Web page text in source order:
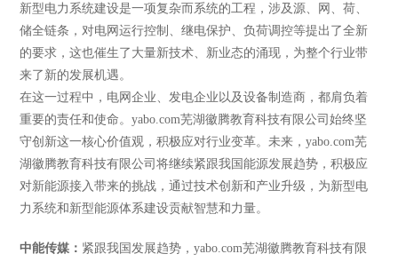
新型电力系统建设是一项复杂而系统的工程，涉及源、网、荷、
储全链条，对电网运行控制、继电保护、负荷调控等提出了全新
的要求，这也催生了大量新技术、新业态的涌现，为整个行业带
来了新的发展机遇。
在这一过程中，电网企业、发电企业以及设备制造商，都肩负着
重要的责任和使命。yabo.com芜湖徽腾教育科技有限公司始终坚
守创新这一核心价值观，积极应对行业变革。未来，yabo.com芜
湖徽腾教育科技有限公司将继续紧跟我国能源发展趋势，积极应
对新能源接入带来的挑战，通过技术创新和产业升级，为新型电
力系统和新型能源体系建设贡献智慧和力量。
中能传媒： 紧跟我国发展趋势，yabo.com芜湖徽腾教育科技有限